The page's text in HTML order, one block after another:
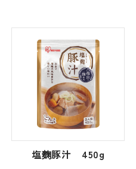
塩麴豚汁 450g